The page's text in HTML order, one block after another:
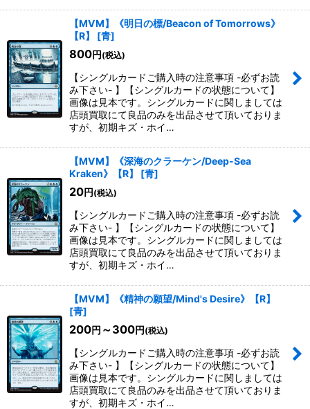
【MVM】《明日の標/Beacon of Tomorrows》
【R】
[青]
800円 (税込)
【シングルカードご購入時の注意事項 -必ずお読
み下さい- 】【シングルカードの状態について】
画像は見本です。シングルカードに関しましては
店頭買取にて良品のみを出品させて頂いておりま
すが、初期キズ・ホイ…
【MVM】《深海のクラーケン/Deep-Sea
Kraken》【R】
[青]
20円 (税込)
【シングルカードご購入時の注意事項 -必ずお読
み下さい- 】【シングルカードの状態について】
画像は見本です。シングルカードに関しましては
店頭買取にて良品のみを出品させて頂いておりま
すが、初期キズ・ホイ…
【MVM】《精神の願望/Mind's Desire》【R】
[青]
200円 ～300円 (税込)
【シングルカードご購入時の注意事項 -必ずお読
み下さい- 】【シングルカードの状態について】
画像は見本です。シングルカードに関しましては
店頭買取にて良品のみを出品させて頂いておりま
すが、初期キズ・ホイ…